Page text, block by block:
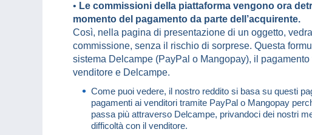
• Le commissioni della piattaforma vengono ora
momento del pagamento da parte dell’acquirente.
Così, nella pagina di presentazione di un oggetto,
commissione, senza il rischio di sorprese. Questa
sistema Delcampe (PayPal o Mangopay), il
venditore e Delcampe.
Come puoi vedere, il nostro reddito si basa su questi
pagamenti ai venditori tramite PayPal o Mangopay
passa più attraverso Delcampe, privandoci dei nostri
difficoltà con il venditore.